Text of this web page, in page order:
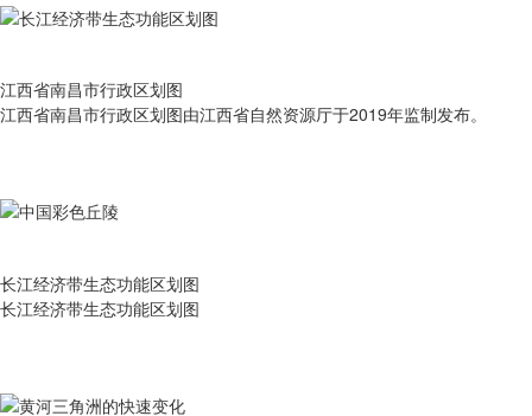
江西省南昌市行政区划图
江西省南昌市行政区划图由江西省自然资源厅于2019年监制发布。
长江经济带生态功能区划图
长江经济带生态功能区划图